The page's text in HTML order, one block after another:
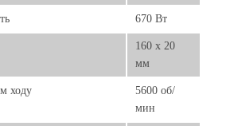
670 Вт
160 х 20
мм
ходу
5600 об/
мин